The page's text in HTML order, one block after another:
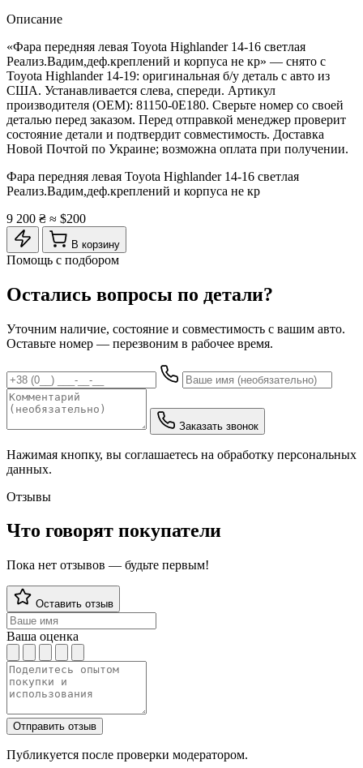
Описание
«Фара передняя левая Toyota Highlander 14-16 светлая
Реализ.Вадим,деф.креплений и корпуса не кр» — снято с
Toyota Highlander 14-19: оригинальная б/у деталь с авто из
США. Устанавливается слева, спереди. Артикул
производителя (OEM): 81150-0E180. Сверьте номер со своей
деталью перед заказом. Перед отправкой менеджер проверит
состояние детали и подтвердит совместимость. Доставка
Новой Почтой по Украине; возможна оплата при получении.
Фара передняя левая Toyota Highlander 14-16 светлая
Реализ.Вадим,деф.креплений и корпуса не кр
9 200 ₴ ≈ $200
В корзину
Помощь с подбором
Остались вопросы по детали?
Уточним наличие, состояние и совместимость с вашим авто.
Оставьте номер — перезвоним в рабочее время.
Заказать звонок
Нажимая кнопку, вы соглашаетесь на обработку персональных
данных.
Отзывы
Что говорят покупатели
Пока нет отзывов — будьте первым!
Оставить отзыв
Ваша оценка
Отправить отзыв
Публикуется после проверки модератором.